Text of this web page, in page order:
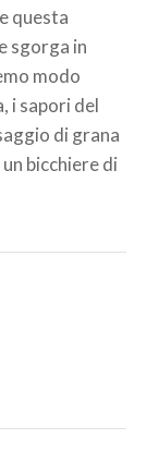
questa
sgorga in
modo
i sapori del
di grana
bicchiere di